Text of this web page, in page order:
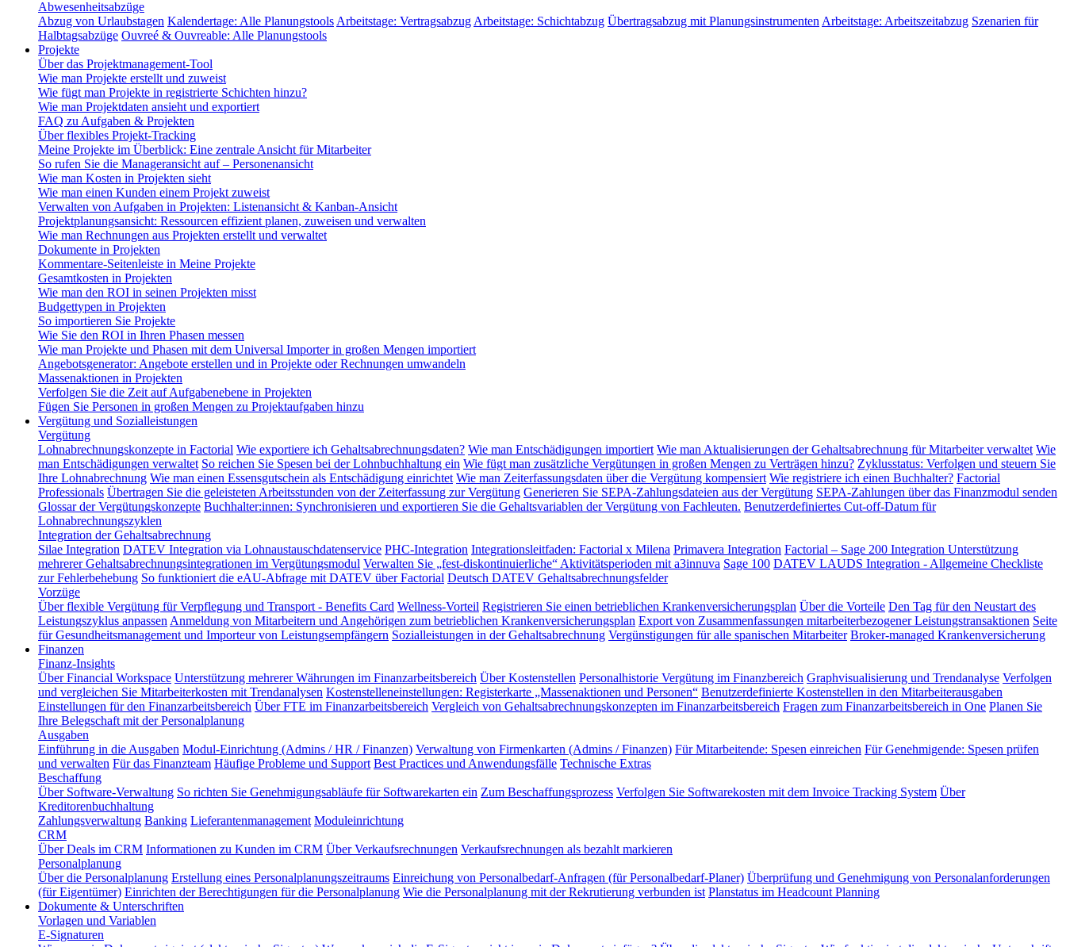
Abwesenheitsabzüge
Abzug von Urlaubstagen Kalendertage: Alle Planungstools Arbeitstage: Vertragsabzug Arbeitstage: Schichtabzug Übertragsabzug mit Planungsinstrumenten Arbeitstage: Arbeitszeitabzug Szenarien für
Halbtagsabzüge Ouvreé & Ouvreable: Alle Planungstools
Projekte
Über das Projektmanagement-Tool
Wie man Projekte erstellt und zuweist
Wie fügt man Projekte in registrierte Schichten hinzu?
Wie man Projektdaten ansieht und exportiert
FAQ zu Aufgaben & Projekten
Über flexibles Projekt-Tracking
Meine Projekte im Überblick: Eine zentrale Ansicht für Mitarbeiter
So rufen Sie die Manageransicht auf – Personenansicht
Wie man Kosten in Projekten sieht
Wie man einen Kunden einem Projekt zuweist
Verwalten von Aufgaben in Projekten: Listenansicht & Kanban-Ansicht
Projektplanungsansicht: Ressourcen effizient planen, zuweisen und verwalten
Wie man Rechnungen aus Projekten erstellt und verwaltet
Dokumente in Projekten
Kommentare-Seitenleiste in Meine Projekte
Gesamtkosten in Projekten
Wie man den ROI in seinen Projekten misst
Budgettypen in Projekten
So importieren Sie Projekte
Wie Sie den ROI in Ihren Phasen messen
Wie man Projekte und Phasen mit dem Universal Importer in großen Mengen importiert
Angebotsgenerator: Angebote erstellen und in Projekte oder Rechnungen umwandeln
Massenaktionen in Projekten
Verfolgen Sie die Zeit auf Aufgabenebene in Projekten
Fügen Sie Personen in großen Mengen zu Projektaufgaben hinzu
Vergütung und Sozialleistungen
Vergütung
Lohnabrechnungskonzepte in Factorial Wie exportiere ich Gehaltsabrechnungsdaten? Wie man Entschädigungen importiert Wie man Aktualisierungen der Gehaltsabrechnung für Mitarbeiter verwaltet Wie
man Entschädigungen verwaltet So reichen Sie Spesen bei der Lohnbuchhaltung ein Wie fügt man zusätzliche Vergütungen in großen Mengen zu Verträgen hinzu? Zyklusstatus: Verfolgen und steuern Sie
Ihre Lohnabrechnung Wie man einen Essensgutschein als Entschädigung einrichtet Wie man Zeiterfassungsdaten über die Vergütung kompensiert Wie registriere ich einen Buchhalter? Factorial
Professionals Übertragen Sie die geleisteten Arbeitsstunden von der Zeiterfassung zur Vergütung Generieren Sie SEPA-Zahlungsdateien aus der Vergütung SEPA-Zahlungen über das Finanzmodul senden
Glossar der Vergütungskonzepte Buchhalter:innen: Synchronisieren und exportieren Sie die Gehaltsvariablen der Vergütung von Fachleuten. Benutzerdefiniertes Cut-off-Datum für
Lohnabrechnungszyklen
Integration der Gehaltsabrechnung
Silae Integration DATEV Integration via Lohnaustauschdatenservice PHC-Integration Integrationsleitfaden: Factorial x Milena Primavera Integration Factorial – Sage 200 Integration Unterstützung
mehrerer Gehaltsabrechnungsintegrationen im Vergütungsmodul Verwalten Sie „fest-diskontinuierliche“ Aktivitätsperioden mit a3innuva Sage 100 DATEV LAUDS Integration - Allgemeine Checkliste
zur Fehlerbehebung So funktioniert die eAU-Abfrage mit DATEV über Factorial Deutsch DATEV Gehaltsabrechnungsfelder
Vorzüge
Über flexible Vergütung für Verpflegung und Transport - Benefits Card Wellness-Vorteil Registrieren Sie einen betrieblichen Krankenversicherungsplan Über die Vorteile Den Tag für den Neustart des
Leistungszyklus anpassen Anmeldung von Mitarbeitern und Angehörigen zum betrieblichen Krankenversicherungsplan Export von Zusammenfassungen mitarbeiterbezogener Leistungstransaktionen Seite
für Gesundheitsmanagement und Importeur von Leistungsempfängern Sozialleistungen in der Gehaltsabrechnung Vergünstigungen für alle spanischen Mitarbeiter Broker-managed Krankenversicherung
Finanzen
Finanz-Insights
Über Financial Workspace Unterstützung mehrerer Währungen im Finanzarbeitsbereich Über Kostenstellen Personalhistorie Vergütung im Finanzbereich Graphvisualisierung und Trendanalyse Verfolgen
und vergleichen Sie Mitarbeiterkosten mit Trendanalysen Kostenstelleneinstellungen: Registerkarte „Massenaktionen und Personen“ Benutzerdefinierte Kostenstellen in den Mitarbeiterausgaben
Einstellungen für den Finanzarbeitsbereich Über FTE im Finanzarbeitsbereich Vergleich von Gehaltsabrechnungskonzepten im Finanzarbeitsbereich Fragen zum Finanzarbeitsbereich in One Planen Sie
Ihre Belegschaft mit der Personalplanung
Ausgaben
Einführung in die Ausgaben Modul-Einrichtung (Admins / HR / Finanzen) Verwaltung von Firmenkarten (Admins / Finanzen) Für Mitarbeitende: Spesen einreichen Für Genehmigende: Spesen prüfen
und verwalten Für das Finanzteam Häufige Probleme und Support Best Practices und Anwendungsfälle Technische Extras
Beschaffung
Über Software-Verwaltung So richten Sie Genehmigungsabläufe für Softwarekarten ein Zum Beschaffungsprozess Verfolgen Sie Softwarekosten mit dem Invoice Tracking System Über
Kreditorenbuchhaltung
Zahlungsverwaltung Banking Lieferantenmanagement Moduleinrichtung
CRM
Über Deals im CRM Informationen zu Kunden im CRM Über Verkaufsrechnungen Verkaufsrechnungen als bezahlt markieren
Personalplanung
Über die Personalplanung Erstellung eines Personalplanungszeitraums Einreichung von Personalbedarf-Anfragen (für Personalbedarf-Planer) Überprüfung und Genehmigung von Personalanforderungen
(für Eigentümer) Einrichten der Berechtigungen für die Personalplanung Wie die Personalplanung mit der Rekrutierung verbunden ist Planstatus im Headcount Planning
Dokumente & Unterschriften
Vorlagen und Variablen
E-Signaturen